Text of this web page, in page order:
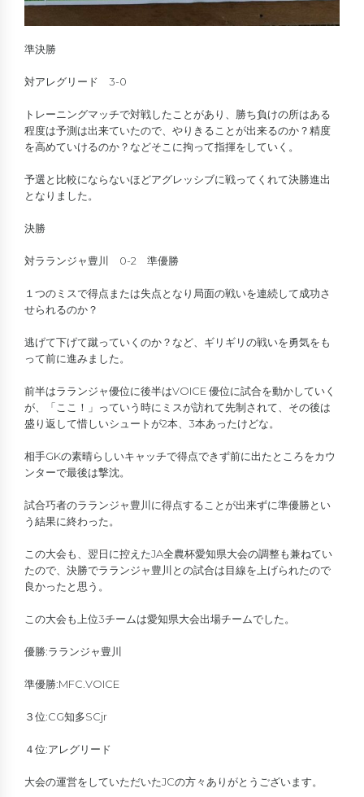
準決勝
対アレグリード 3-0
トレーニングマッチで対戦したことがあり、勝ち負けの所はある
程度は予測は出来ていたので、やりきることが出来るのか？精度
を高めていけるのか？などそこに拘って指揮をしていく。
予選と比較にならないほどアグレッシブに戦ってくれて決勝進出
となりました。
決勝
対ラランジャ豊川 0-2 準優勝
１つのミスで得点または失点となり局面の戦いを連続して成功さ
せられるのか？
逃げて下げて蹴っていくのか？など、ギリギリの戦いを勇気をも
って前に進みました。
前半はラランジャ優位に後半はVOICE 優位に試合を動かしていく
が、「ここ！」っていう時にミスが訪れて先制されて、その後は
盛り返して惜しいシュートが2本、3本あったけどな。
相手GKの素晴らしいキャッチで得点できず前に出たところをカウ
ンターで最後は撃沈。
試合巧者のラランジャ豊川に得点することが出来ずに準優勝とい
う結果に終わった。
この大会も、翌日に控えたJA全農杯愛知県大会の調整も兼ねてい
たので、決勝でラランジャ豊川との試合は目線を上げられたので
良かったと思う。
この大会も上位3チームは愛知県大会出場チームでした。
優勝:ラランジャ豊川
準優勝:MFC.VOICE
３位:CG知多SCjr
４位:アレグリード
大会の運営をしていただいたJCの方々ありがとうございます。